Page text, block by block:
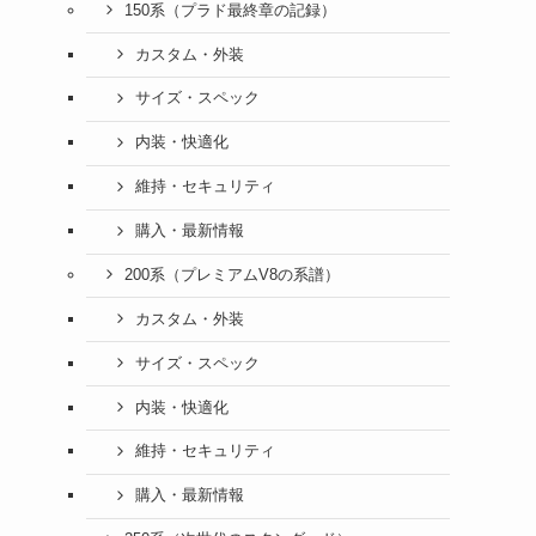
150系（プラド最終章の記録）
カスタム・外装
サイズ・スペック
内装・快適化
維持・セキュリティ
購入・最新情報
200系（プレミアムV8の系譜）
カスタム・外装
サイズ・スペック
内装・快適化
維持・セキュリティ
購入・最新情報